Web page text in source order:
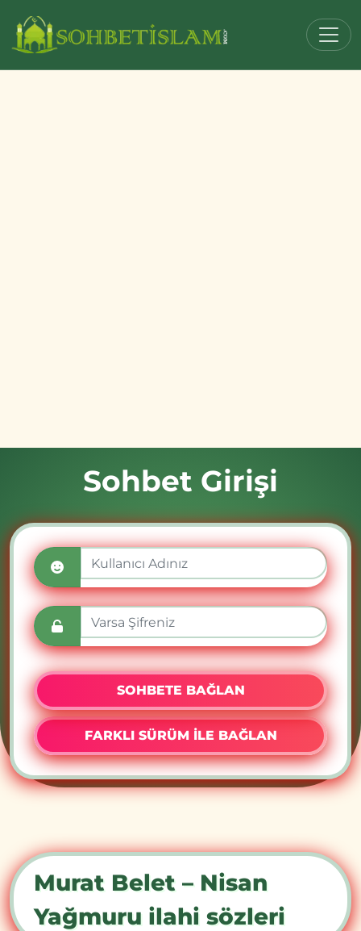
Sohbet Girişi
SOHBETE BAĞLAN
FARKLI SÜRÜM İLE BAĞLAN
Murat Belet – Nisan
Yağmuru ilahi sözleri